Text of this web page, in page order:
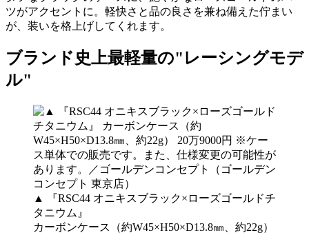
ツがアクセントに。軽快さと品の良さを兼ね備えた佇まい
が、装いを格上げしてくれます。
ブランド史上最軽量の"レーシングモデ
ル"
▲ 『RSC44 オニキスブラック×ローズゴールドチ
タニウム』
カーボンケース（約W45×H50×D13.8㎜、約22g）